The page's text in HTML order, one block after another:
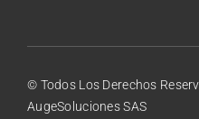
© Todos Los Derechos
AugeSoluciones SAS